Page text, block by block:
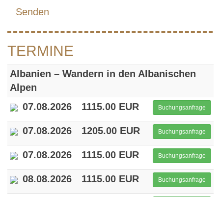
Senden
TERMINE
Albanien – Wandern in den Albanischen
Alpen
07.08.2026
1115.00 EUR Buchungsanfrage
07.08.2026 1205.00 EUR Buchungsanfrage
07.08.2026 1115.00 EUR Buchungsanfrage
08.08.2026 1115.00 EUR Buchungsanfrage